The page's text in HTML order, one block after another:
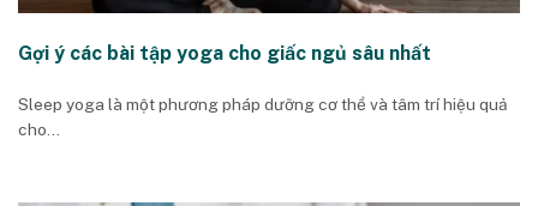
Gợi ý các bài tập yoga cho giấc ngủ sâu nhất
Sleep yoga là một phương pháp dưỡng cơ thể và tâm trí hiệu quả
cho...